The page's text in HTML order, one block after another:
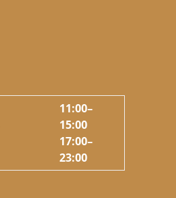
11:00–
15:00
17:00–
23:00